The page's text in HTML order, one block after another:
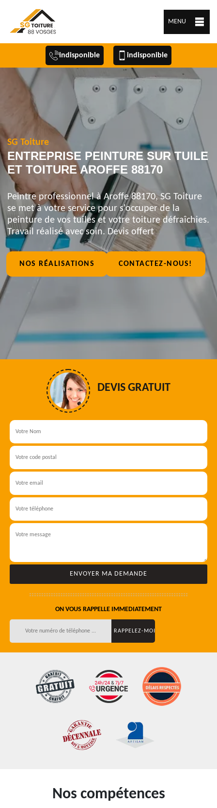
MENU
indisponible indisponible
SG Toiture
ENTREPRISE PEINTURE SUR TUILE
ET TOITURE AROFFE 88170
Peintre professionnel à Aroffe 88170, SG Toiture
se met à votre service pour s'occuper de la
peinture de vos tuiles et votre toiture défraîchies.
Travail réalisé avec soin. Devis offert
NOS RÉALISATIONS CONTACTEZ-NOUS!
DEVIS GRATUIT
ON VOUS RAPPELLE IMMEDIATEMENT
Nos compétences